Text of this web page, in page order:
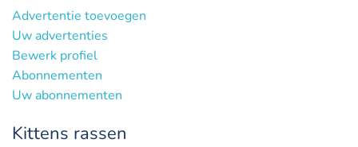
Advertentie toevoegen
Uw advertenties
Bewerk profiel
Abonnementen
Uw abonnementen
Kittens rassen